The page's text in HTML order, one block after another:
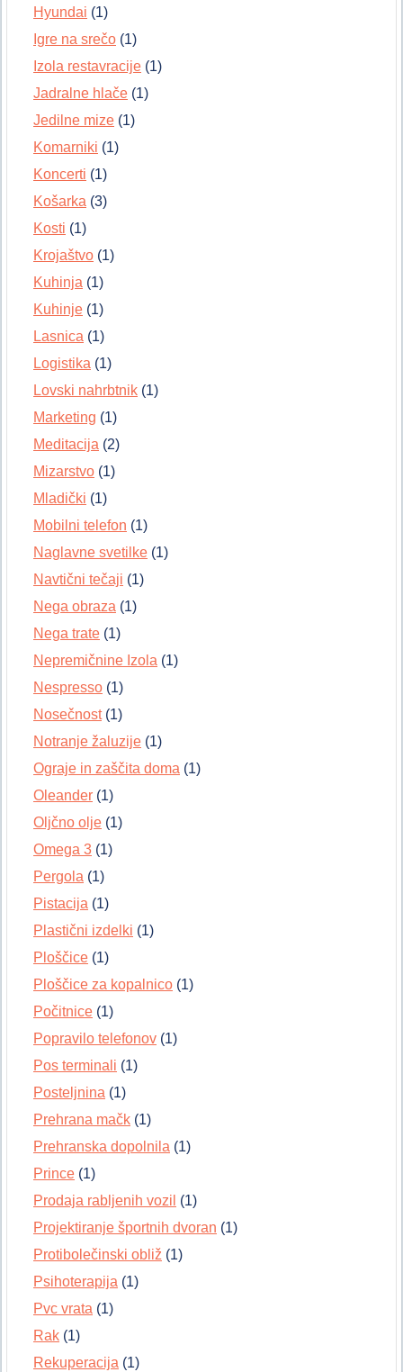
Hyundai (1)
Igre na srečo (1)
Izola restavracije (1)
Jadralne hlače (1)
Jedilne mize (1)
Komarniki (1)
Koncerti (1)
Košarka (3)
Kosti (1)
Krojaštvo (1)
Kuhinja (1)
Kuhinje (1)
Lasnica (1)
Logistika (1)
Lovski nahrbtnik (1)
Marketing (1)
Meditacija (2)
Mizarstvo (1)
Mladički (1)
Mobilni telefon (1)
Naglavne svetilke (1)
Navtični tečaji (1)
Nega obraza (1)
Nega trate (1)
Nepremičnine Izola (1)
Nespresso (1)
Nosečnost(1)
Notranje žaluzije (1)
Ograje in zaščita doma (1)
Oleander (1)
Oljčno olje (1)
Omega 3 (1)
Pergola (1)
Pistacija (1)
Plastični izdelki (1)
Ploščice (1)
Ploščice za kopalnico (1)
Počitnice (1)
Popravilo telefonov (1)
Pos terminali (1)
Posteljnina (1)
Prehrana mačk (1)
Prehranska dopolnila (1)
Prince (1)
Prodaja rabljenih vozil (1)
Projektiranje športnih dvoran (1)
Protibolečinski obliž (1)
Psihoterapija (1)
Pvc vrata (1)
Rak (1)
Rekuperacija (1)